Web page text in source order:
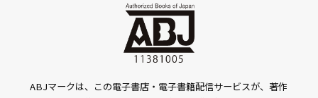
ABJマークは、この電子書店・電子書籍配信サービスが、著作